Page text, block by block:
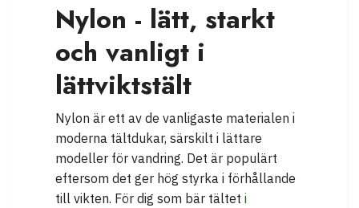
Nylon - lätt, starkt
och vanligt i
lättviktstält
Nylon är ett av de vanligaste materialen i
moderna tältdukar, särskilt i lättare
modeller för vandring. Det är populärt
eftersom det ger hög styrka i förhållande
till vikten. För dig som bär tältet i